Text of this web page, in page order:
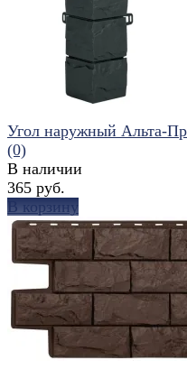
избранное сравнить
Угол наружный Альта-
(0)
В наличии
365 руб.
В корзину